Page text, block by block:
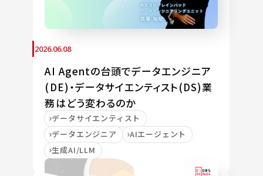
2026.06.08
AI Agentの台頭でデータエンジニア
(DE)・データサイエンティスト(DS)業
務はどう変わるのか
データサイエンティスト
データエンジニア
AIエージェント
生成AI/LLM